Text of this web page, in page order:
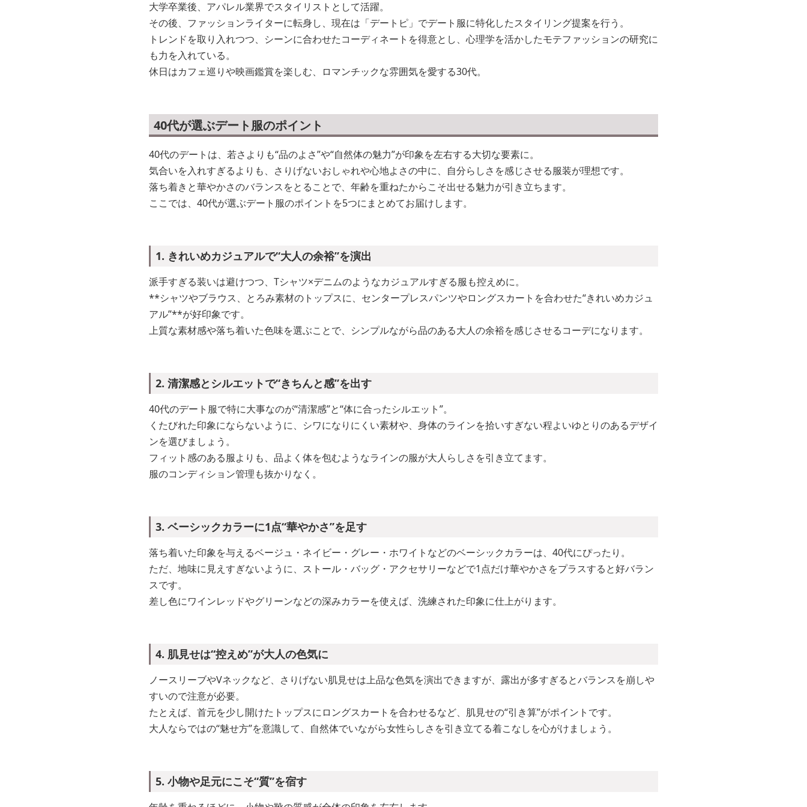
大学卒業後、アパレル業界でスタイリストとして活躍。
その後、ファッションライターに転身し、現在は「デートピ」でデート服に特化したスタイリング提案を行う。
トレンドを取り入れつつ、シーンに合わせたコーディネートを得意とし、心理学を活かしたモテファッションの研究に
も力を入れている。
休日はカフェ巡りや映画鑑賞を楽しむ、ロマンチックな雰囲気を愛する30代。
40代が選ぶデート服のポイント
40代のデートは、若さよりも“品のよさ”や“自然体の魅力”が印象を左右する大切な要素に。
気合いを入れすぎるよりも、さりげないおしゃれや心地よさの中に、自分らしさを感じさせる服装が理想です。
落ち着きと華やかさのバランスをとることで、年齢を重ねたからこそ出せる魅力が引き立ちます。
ここでは、40代が選ぶデート服のポイントを5つにまとめてお届けします。
1. きれいめカジュアルで“大人の余裕”を演出
派手すぎる装いは避けつつ、Tシャツ×デニムのようなカジュアルすぎる服も控えめに。
**シャツやブラウス、とろみ素材のトップスに、センタープレスパンツやロングスカートを合わせた“きれいめカジュ
アル”**が好印象です。
上質な素材感や落ち着いた色味を選ぶことで、シンプルながら品のある大人の余裕を感じさせるコーデになります。
2. 清潔感とシルエットで“きちんと感”を出す
40代のデート服で特に大事なのが“清潔感”と“体に合ったシルエット”。
くたびれた印象にならないように、シワになりにくい素材や、身体のラインを拾いすぎない程よいゆとりのあるデザイ
ンを選びましょう。
フィット感のある服よりも、品よく体を包むようなラインの服が大人らしさを引き立てます。
服のコンディション管理も抜かりなく。
3. ベーシックカラーに1点“華やかさ”を足す
落ち着いた印象を与えるベージュ・ネイビー・グレー・ホワイトなどのベーシックカラーは、40代にぴったり。
ただ、地味に見えすぎないように、ストール・バッグ・アクセサリーなどで1点だけ華やかさをプラスすると好バラン
スです。
差し色にワインレッドやグリーンなどの深みカラーを使えば、洗練された印象に仕上がります。
4. 肌見せは“控えめ”が大人の色気に
ノースリーブやVネックなど、さりげない肌見せは上品な色気を演出できますが、露出が多すぎるとバランスを崩しや
すいので注意が必要。
たとえば、首元を少し開けたトップスにロングスカートを合わせるなど、肌見せの“引き算”がポイントです。
大人ならではの“魅せ方”を意識して、自然体でいながら女性らしさを引き立てる着こなしを心がけましょう。
5. 小物や足元にこそ“質”を宿す